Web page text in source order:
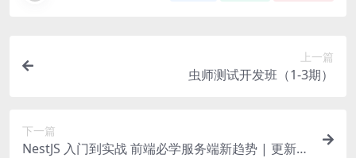
上一篇
虫师测试开发班（1-3期）
下一篇
NestJS 入门到实战 前端必学服务端新趋势 | 更新完